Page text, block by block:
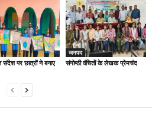
संदेश पर छात्रों ने बनाए
जनपद
संगोष्ठी:वंचितों के लेखक प्रेमचंद